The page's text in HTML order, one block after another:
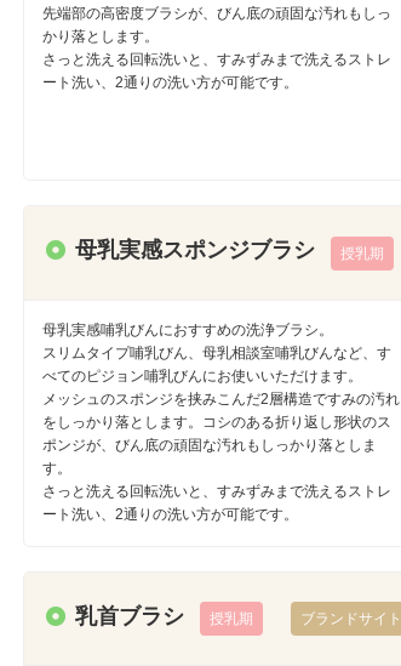
先端部の高密度ブラシが、びん底の頑固な汚れもしっ
かり落とします。
さっと洗える回転洗いと、すみずみまで洗えるストレ
ート洗い、2通りの洗い方が可能です。
母乳実感スポンジブラシ 授乳期
母乳実感哺乳びんにおすすめの洗浄ブラシ。
スリムタイプ哺乳びん、母乳相談室哺乳びんなど、す
べてのピジョン哺乳びんにお使いいただけます。
メッシュのスポンジを挟みこんだ2層構造ですみの汚れ
をしっかり落とします。コシのある折り返し形状のス
ポンジが、びん底の頑固な汚れもしっかり落としま
す。
さっと洗える回転洗いと、すみずみまで洗えるストレ
ート洗い、2通りの洗い方が可能です。
乳首ブラシ 授乳期 ブランドサイト